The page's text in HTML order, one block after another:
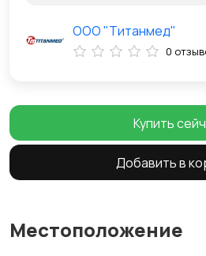
Местоположение
ООО "Титанмед"
0
Купить
Добавить в